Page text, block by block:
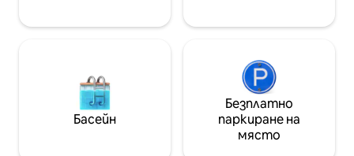
Басейн
Безплатно
паркиране на
място